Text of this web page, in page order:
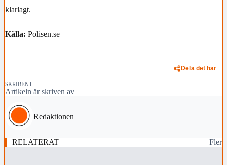
klarlagt.
Källa: Polisen.se
Dela det här
SKRIBENT
Artikeln är skriven av
Redaktionen
RELATERAT Fler